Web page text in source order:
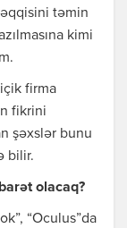
təmin
kimi
firma
fikrini
şəxslər bunu
bilir.
olacaq?
“Oculus”da